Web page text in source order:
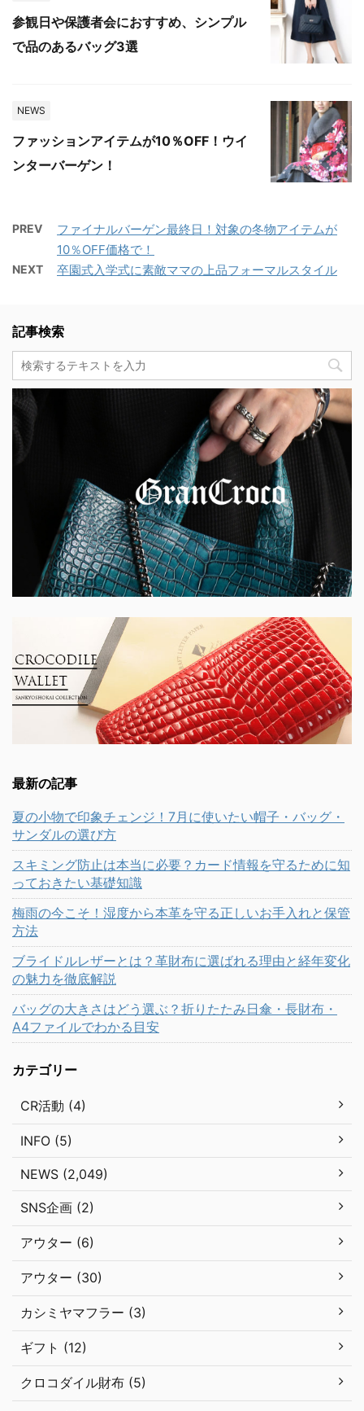
参観日や保護者会におすすめ、シンプル
で品のあるバッグ3選
NEWS
ファッションアイテムが10％OFF！ウイ
ンターバーゲン！
PREV
ファイナルバーゲン最終日！対象の冬物アイテムが
10％OFF価格で！
NEXT 卒園式入学式に素敵ママの上品フォーマルスタイル
記事検索
最新の記事
夏の小物で印象チェンジ！7月に使いたい帽子・バッグ・
サンダルの選び方
スキミング防止は本当に必要？カード情報を守るために知
っておきたい基礎知識
梅雨の今こそ！湿度から本革を守る正しいお手入れと保管
方法
ブライドルレザーとは？革財布に選ばれる理由と経年変化
の魅力を徹底解説
バッグの大きさはどう選ぶ？折りたたみ日傘・長財布・
A4ファイルでわかる目安
カテゴリー
CR活動 (4)
INFO (5)
NEWS (2,049)
SNS企画 (2)
アウター (6)
アウター (30)
カシミヤマフラー (3)
ギフト (12)
クロコダイル財布 (5)